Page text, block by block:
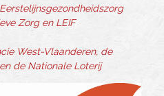
Zorg en LEIF
West-Vlaanderen, de
de Nationale Loterij